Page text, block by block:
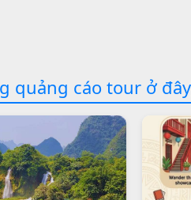
quảng cáo tour ở